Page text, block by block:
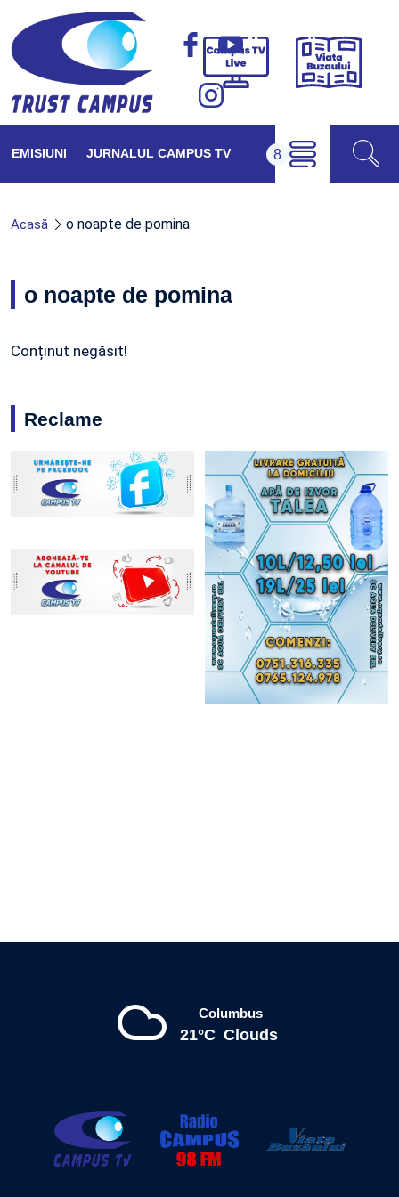
Campus
Viața
EMISIUNI JURNALUL CAMPUS TV
Acasă o noapte de pomina
o noapte de pomina
Conținut negăsit!
Reclame
Columbus
21°C Clouds